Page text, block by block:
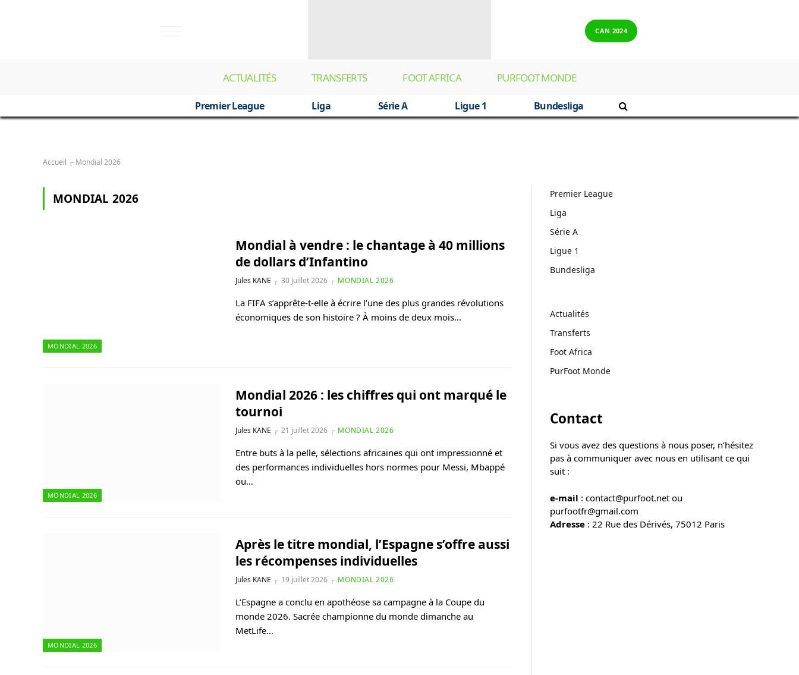
CAN 2024
ACTUALITÉS TRANSFERTS FOOT AFRICA PURFOOT MONDE
Premier League Liga Série A Ligue 1 Bundesliga
Accueil ┌ Mondial 2026
MONDIAL 2026
MONDIAL 2026
Mondial à vendre : le chantage à 40 millions
de dollars d’Infantino
Jules KANE 30 juillet 2026 MONDIAL 2026
La FIFA s’apprête-t-elle à écrire l’une des plus grandes révolutions
économiques de son histoire ? À moins de deux mois…
MONDIAL 2026
Mondial 2026 : les chiffres qui ont marqué le
tournoi
Jules KANE 21 juillet 2026 MONDIAL 2026
Entre buts à la pelle, sélections africaines qui ont impressionné et
des performances individuelles hors normes pour Messi, Mbappé
ou…
MONDIAL 2026
Après le titre mondial, l’Espagne s’offre aussi
les récompenses individuelles
Jules KANE 19 juillet 2026 MONDIAL 2026
L’Espagne a conclu en apothéose sa campagne à la Coupe du
monde 2026. Sacrée championne du monde dimanche au
MetLife…
Premier League
Liga
Série A
Ligue 1
Bundesliga
Actualités
Transferts
Foot Africa
PurFoot Monde
Contact
Si vous avez des questions à nous poser, n’hésitez
pas à communiquer avec nous en utilisant ce qui
suit :
e-mail : contact@purfoot.net ou
purfootfr@gmail.com
Adresse : 22 Rue des Dérivés, 75012 Paris